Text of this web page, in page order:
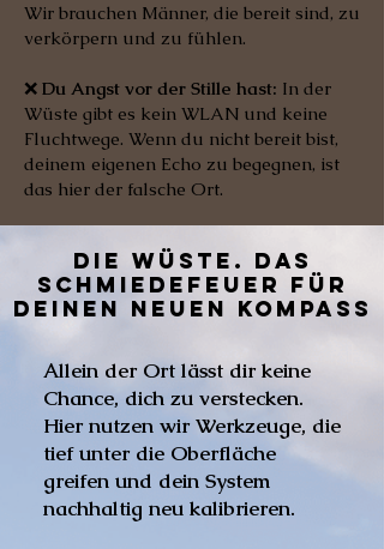
Wir brauchen Männer, die bereit sind, zu
verkörpern und zu fühlen.
❌ Du Angst vor der Stille hast: In der
Wüste gibt es kein WLAN und keine
Fluchtwege. Wenn du nicht bereit bist,
deinem eigenen Echo zu begegnen, ist
das hier der falsche Ort.
Die Wüste. Das
Schmiedefeuer für
deinen neuen Kompass
Allein der Ort lässt dir keine
Chance, dich zu verstecken.
Hier nutzen wir Werkzeuge, die
tief unter die Oberfläche
greifen und dein System
nachhaltig neu kalibrieren.